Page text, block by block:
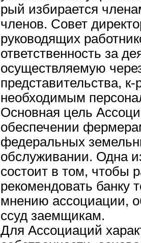
рый избирается
членов. Совет
руководящих
ответственность за
осуществляемую
представительства,
необходимым
Основная цель
обеспечении
федеральных
обслуживании. Одна
состоит в том, чтобы
рекомендовать банку
мнению ассоциации,
ссуд заемщикам.
Для Ассоциаций